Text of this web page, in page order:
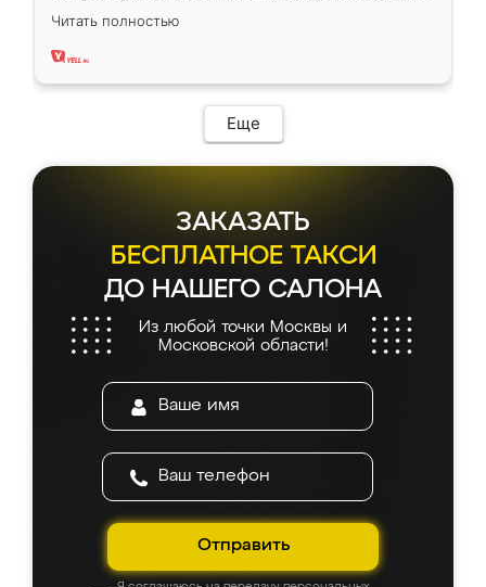
вполне довольна. Служит кухня уже почти
два года, нареканий нет.
Читать полностью
Еще
ЗАКАЗАТЬ
БЕСПЛАТНОЕ ТАКСИ
ДО НАШЕГО САЛОНА
Из любой точки Москвы и
Московской области!
Отправить